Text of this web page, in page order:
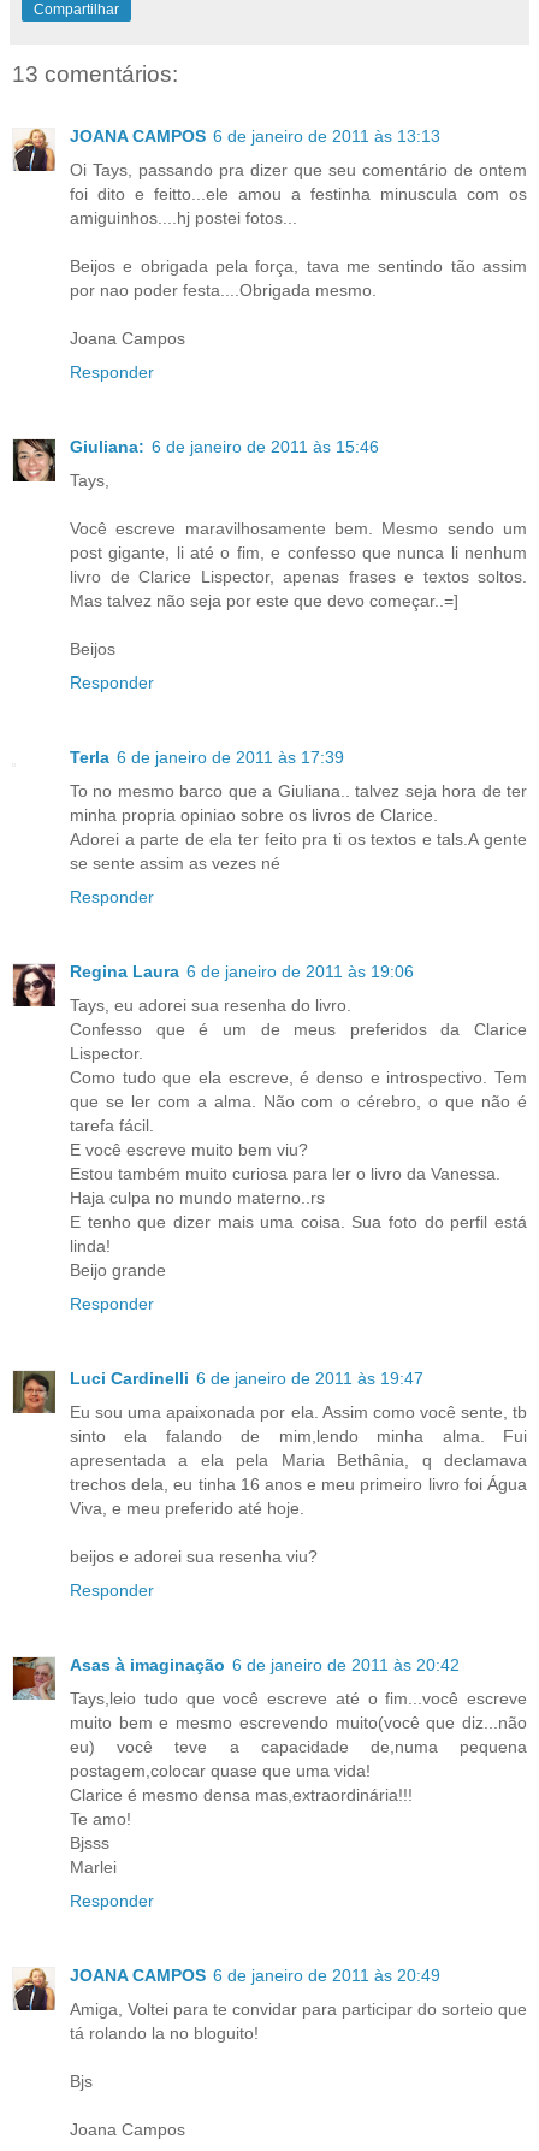
Compartilhar
13 comentários:
JOANA CAMPOS 6 de janeiro de 2011 às 13:13
Oi Tays, passando pra dizer que seu comentário de ontem
foi dito e feitto...ele amou a festinha minuscula com os
amiguinhos....hj postei fotos...
Beijos e obrigada pela força, tava me sentindo tão assim
por nao poder festa....Obrigada mesmo.
Joana Campos
Responder
Giuliana: 6 de janeiro de 2011 às 15:46
Tays,
Você escreve maravilhosamente bem. Mesmo sendo um
post gigante, li até o fim, e confesso que nunca li nenhum
livro de Clarice Lispector, apenas frases e textos soltos.
Mas talvez não seja por este que devo começar..=]
Beijos
Responder
Terla 6 de janeiro de 2011 às 17:39
To no mesmo barco que a Giuliana.. talvez seja hora de ter
minha propria opiniao sobre os livros de Clarice.
Adorei a parte de ela ter feito pra ti os textos e tals.A gente
se sente assim as vezes né
Responder
Regina Laura 6 de janeiro de 2011 às 19:06
Tays, eu adorei sua resenha do livro.
Confesso que é um de meus preferidos da Clarice
Lispector.
Como tudo que ela escreve, é denso e introspectivo. Tem
que se ler com a alma. Não com o cérebro, o que não é
tarefa fácil.
E você escreve muito bem viu?
Estou também muito curiosa para ler o livro da Vanessa.
Haja culpa no mundo materno..rs
E tenho que dizer mais uma coisa. Sua foto do perfil está
linda!
Beijo grande
Responder
Luci Cardinelli 6 de janeiro de 2011 às 19:47
Eu sou uma apaixonada por ela. Assim como você sente, tb
sinto ela falando de mim,lendo minha alma. Fui
apresentada a ela pela Maria Bethânia, q declamava
trechos dela, eu tinha 16 anos e meu primeiro livro foi Água
Viva, e meu preferido até hoje.
beijos e adorei sua resenha viu?
Responder
Asas à imaginação 6 de janeiro de 2011 às 20:42
Tays,leio tudo que você escreve até o fim...você escreve
muito bem e mesmo escrevendo muito(você que diz...não
eu) você teve a capacidade de,numa pequena
postagem,colocar quase que uma vida!
Clarice é mesmo densa mas,extraordinária!!!
Te amo!
Bjsss
Marlei
Responder
JOANA CAMPOS 6 de janeiro de 2011 às 20:49
Amiga, Voltei para te convidar para participar do sorteio que
tá rolando la no bloguito!
Bjs
Joana Campos